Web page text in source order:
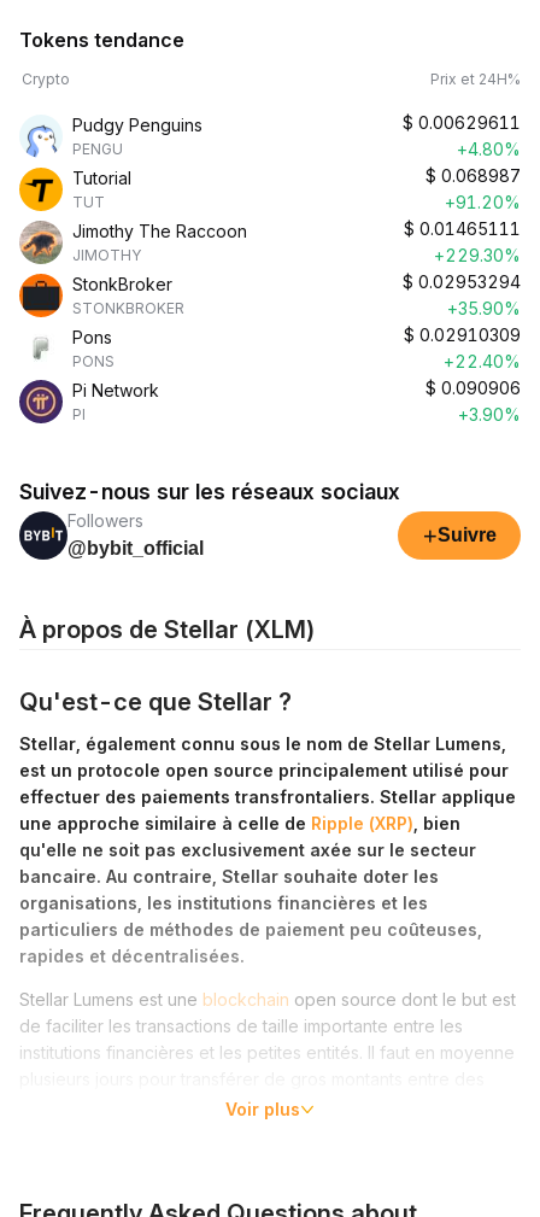
Tokens tendance
Crypto Prix et 24H%
Pudgy Penguins
PENGU
$ 0.00629611
+4.80%
Tutorial
TUT
$ 0.068987
+91.20%
Jimothy The Raccoon
JIMOTHY
$ 0.01465111
+229.30%
StonkBroker
STONKBROKER
$ 0.02953294
+35.90%
Pons
PONS
$ 0.02910309
+22.40%
Pi Network
PI
$ 0.090906
+3.90%
Suivez-nous sur les réseaux sociaux
Followers
@bybit_official
+Suivre
À propos de Stellar (XLM)
Qu'est-ce que Stellar ?
Stellar, également connu sous le nom de Stellar Lumens,
est un protocole open source principalement utilisé pour
effectuer des paiements transfrontaliers. Stellar applique
une approche similaire à celle de Ripple (XRP) , bien
qu'elle ne soit pas exclusivement axée sur le secteur
bancaire. Au contraire, Stellar souhaite doter les
organisations, les institutions financières et les
particuliers de méthodes de paiement peu coûteuses,
rapides et décentralisées.
Stellar Lumens est une blockchain open source dont le but est
de faciliter les transactions de taille importante entre les
institutions financières et les petites entités. Il faut en moyenne
institutions financières équipées de systèmes de transfert de
Voir plus